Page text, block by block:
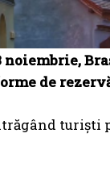
noiembrie,
de
turiști